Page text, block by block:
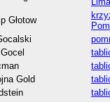
Głotow
Gold